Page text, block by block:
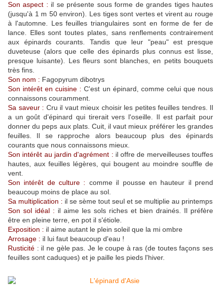
Son aspect : il se présente sous forme de grandes tiges hautes
(jusqu'à 1 m 50 environ). Les tiges sont vertes et virent au rouge
à l'automne. Les feuilles triangulaires sont en forme de fer de
lance. Elles sont toutes plates, sans renflements contrairement
aux épinards courants. Tandis que leur "peau" est presque
duveteuse (alors que celle des épinards plus connus est lisse,
presque luisante).
Les fleurs sont blanches, en petits bouquets
très fins.
Son nom : Fagopyrum dibotrys
Son intérêt en cuisine : C'est un épinard, comme celui que nous
connaissons couramment.
Sa saveur : Cru il vaut mieux choisir les petites feuilles tendres. Il
a un goût d'épinard qui tirerait vers l'oseille. Il est parfait pour
donner du peps aux plats. Cuit, il vaut mieux préférer les grandes
feuilles. Il se rapproche alors beaucoup plus des épinards
courants que nous connaissons mieux.
Son intérêt au jardin d'agrément : il offre de merveilleuses touffes
hautes, aux feuilles légères, qui bougent au moindre souffle de
vent.
Son intérêt de culture : comme il pousse en hauteur il prend
beaucoup moins de place au sol.
Sa multiplication : il se sème tout seul et se multiplie au printemps
Son sol idéal : il aime les sols riches et bien drainés. Il préfère
être en pleine terre, en pot il s'étiole.
Exposition : il aime autant le plein soleil que la mi ombre
Arrosage : il lui faut beaucoup d'eau !
Rusticité : il ne gèle pas. Je le coupe à ras (de toutes façons ses
feuilles sont caduques) et je paille les pieds l'hiver.